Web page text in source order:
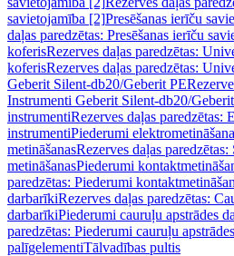
savietojamība [2]Presēšanas ierīču
daļas paredzētas: Presēšanas ierīču
koferisRezerves daļas paredzētas:
koferisRezerves daļas paredzētas:
Geberit Silent-db20/Geberit PE
Instrumenti Geberit Silent-db20/
instrumentiRezerves daļas paredzētas:
instrumentiPiederumi
metināšanasRezerves daļas paredzētas:
metināšanasPiederumi
paredzētas: Piederumi
darbarīkiRezerves daļas paredzētas:
darbarīkiPiederumi cauruļu apstrādes
paredzētas: Piederumi cauruļu
palīgelementiTālvadības pultis